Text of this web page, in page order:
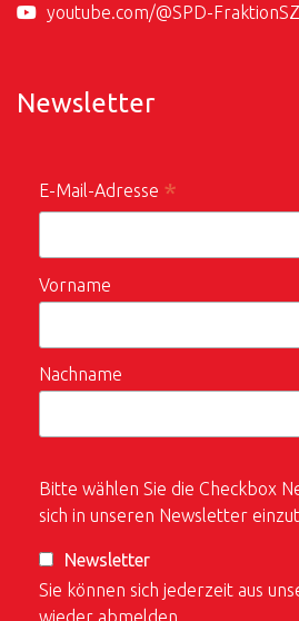
youtube.com/@SPD-FraktionSZ
Newsletter
E-Mail-Adresse *
Vorname
Nachname
Bitte wählen Sie die Checkbox
sich in unseren Newsletter
Newsletter
Sie können sich jederzeit aus
wieder abmelden.